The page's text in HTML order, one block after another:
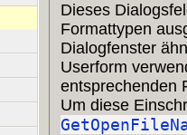
Dieses
Formattypen
Dialogfenster
Userform
entsprechenden
Um diese